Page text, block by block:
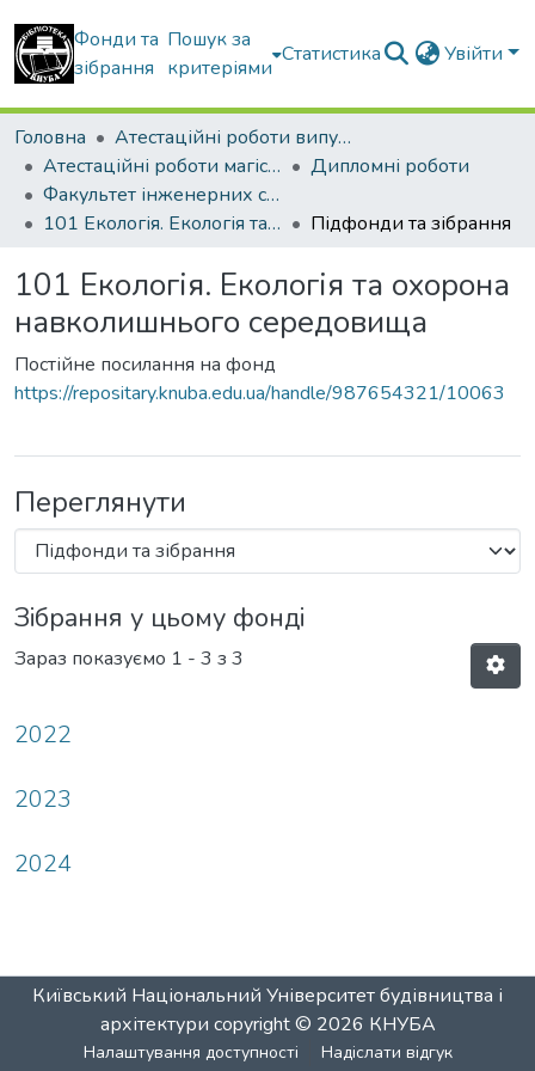
Фонди та
зібрання
Пошук за
критеріями
Статистика Увійти
Головна
Атестаційні роботи випускників
Атестаційні роботи магістрів
Дипломні роботи
Факультет інженерних систем та екології
101 Екологія. Екологія та охорона навколишнього середовища
Підфонди та зібрання
101 Екологія. Екологія та охорона
навколишнього середовища
Постійне посилання на фонд
https://repositary.knuba.edu.ua/handle/987654321/10063
Переглянути
Зібрання у цьому фонді
Зараз показуємо 1 - 3 з 3
2022
2023
2024
Київський Національний Університет будівництва і
архітектури copyright © 2026 КНУБА
Налаштування доступності Надіслати відгук